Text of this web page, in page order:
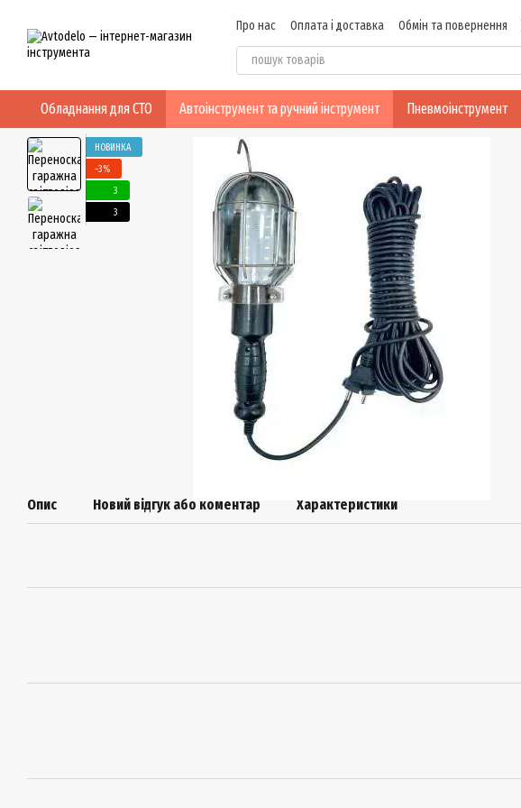
Про нас Оплата і доставка Обмін та повернення
Відгуки про магазин
Обладнання для СТО Автоінструмент та ручний інструмент Пневмоінструмент
НОВИНКА
−3%
3
3
Опис Новий відгук або коментар Характеристики